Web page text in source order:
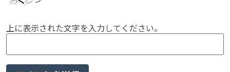
上に表示された文字を入力してください。